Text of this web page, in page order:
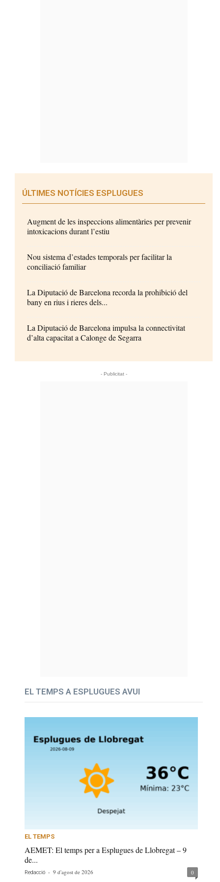
ÚLTIMES NOTÍCIES ESPLUGUES
Augment de les inspeccions alimentàries per prevenir
intoxicacions durant l’estiu
Nou sistema d’estades temporals per facilitar la
conciliació familiar
La Diputació de Barcelona recorda la prohibició del
bany en rius i rieres dels...
La Diputació de Barcelona impulsa la connectivitat
d’alta capacitat a Calonge de Segarra
- Publicitat -
EL TEMPS A ESPLUGUES AVUI
EL TEMPS
AEMET: El temps per a Esplugues de Llobregat – 9
de...
Redacció - 9 d'agost de 2026 0